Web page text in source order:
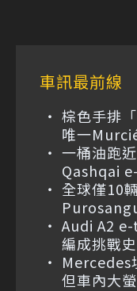
車訊最前線
棕色手排
唯一
一桶油跑
Qashqai
全球僅10
Audi A2
編成挑戰
Mercedes
但車內大